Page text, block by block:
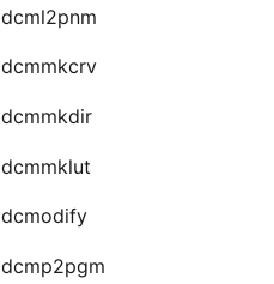
dcml2pnm
dcmmkcrv
dcmmkdir
dcmmklut
dcmodify
dcmp2pgm